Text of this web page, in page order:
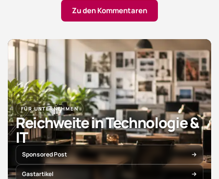
Zu den Kommentaren
FÜR UNTERNEHMEN
Reichweite in Technologie &
IT
Sponsored Post
Gastartikel